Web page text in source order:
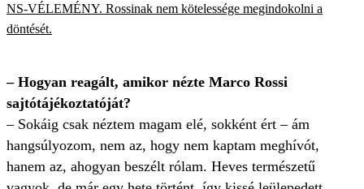
NS-VÉLEMÉNY. Rossinak nem kötelessége megindokolni a
döntését.
– Hogyan reagált, amikor nézte Marco Rossi
sajtótájékoztatóját?
– Sokáig csak néztem magam elé, sokként ért – ám
hangsúlyozom, nem az, hogy nem kaptam meghívót,
hanem az, ahogyan beszélt rólam. Heves természetű